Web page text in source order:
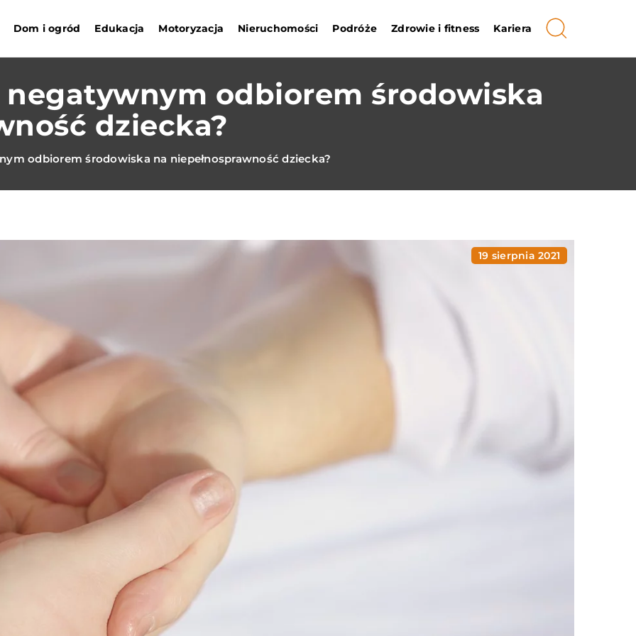
Dom i ogród Edukacja Motoryzacja Nieruchomości Podróże Zdrowie i fitness Kariera
negatywnym odbiorem środowiska
dziecka?
odbiorem środowiska na niepełnosprawność dziecka?
19 sierpnia 2021